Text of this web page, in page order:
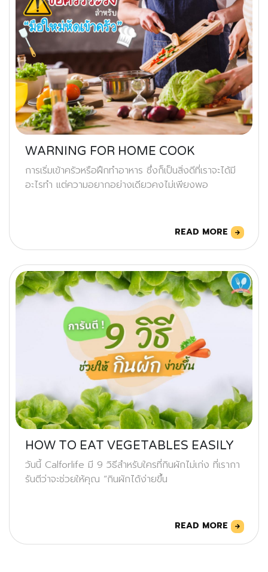
WARNING FOR HOME COOK
การเริ่มเข้าครัวหรือฝึกทำอาหาร ซึ่งก็เป็นสิ่งดีที่เราจะได้มี
อะไรทำ แต่ความอยากอย่างเดียวคงไม่เพียงพอ
READ MORE
HOW TO EAT VEGETABLES EASILY
วันนี้ Calforlife มี 9 วิธีสำหรับใครที่กินผักไม่เก่ง ที่เรากา
รันตีว่าจะช่วยให้คุณ “กินผักได้ง่ายขึ้น
READ MORE